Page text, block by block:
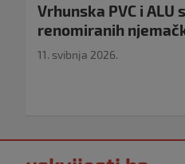
Vrhunska PVC i ALU
renomiranih
11. svibnja 2026.